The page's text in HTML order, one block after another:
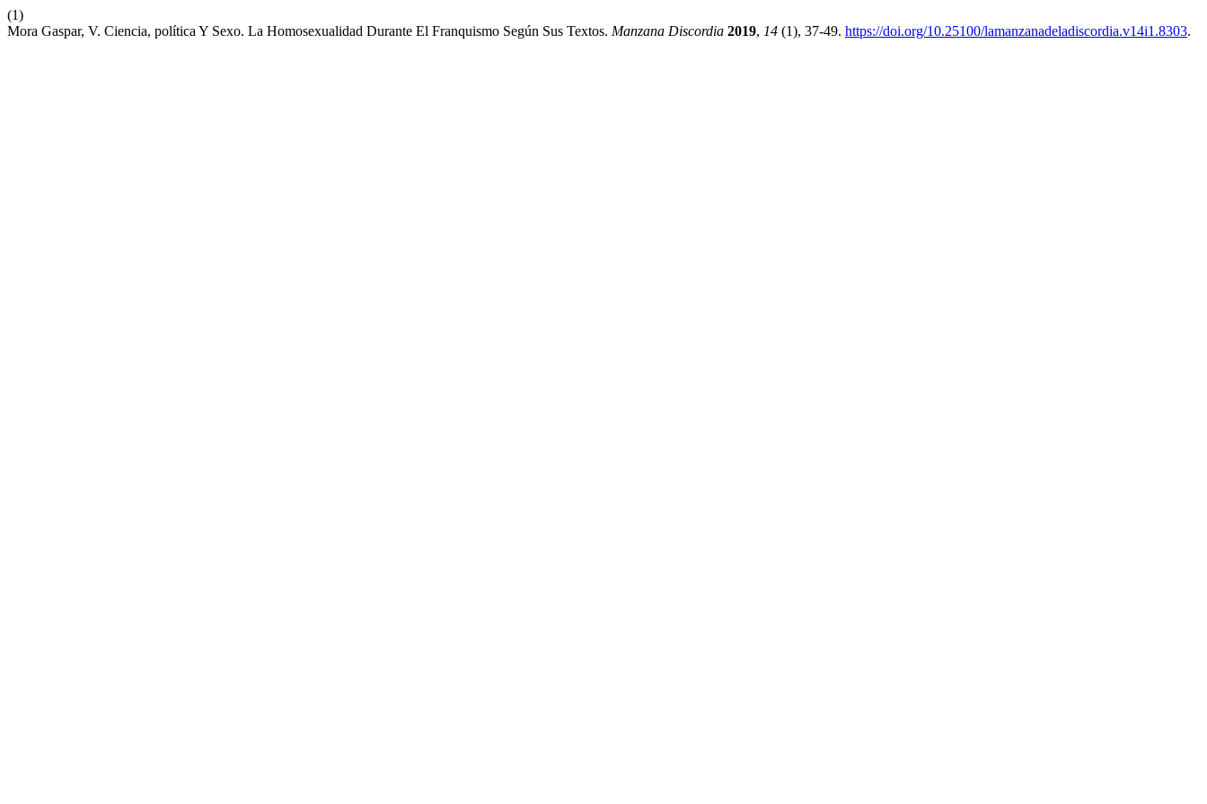
(1)
Mora Gaspar, V. Ciencia, política Y Sexo. La Homosexualidad Durante El Franquismo Según Sus Textos. Manzana Discordia 2019, 14 (1), 37-49. https://doi.org/10.25100/lamanzanadeladiscordia.v14i1.8303.